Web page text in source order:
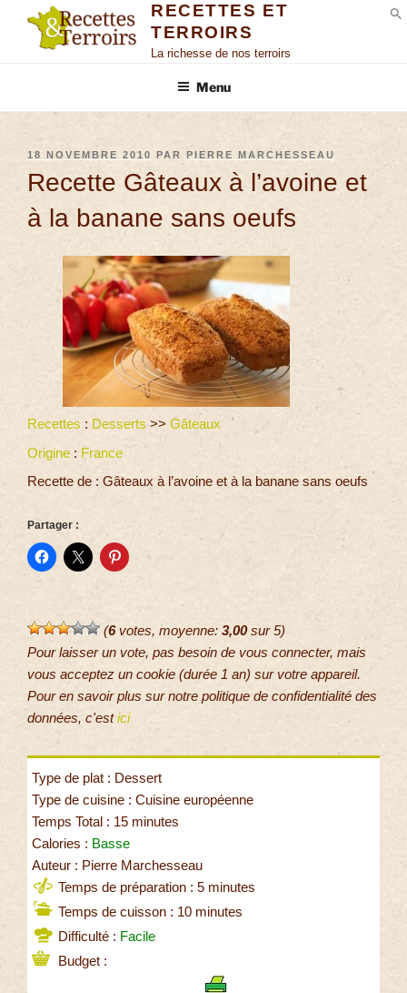
RECETTES ET
TERROIRS
La richesse de nos terroirs
Menu
18 NOVEMBRE 2010 PAR PIERRE MARCHESSEAU
Recette Gâteaux à l’avoine et
à la banane sans oeufs
Recettes : Desserts >> Gâteaux
Origine : France
Recette de : Gâteaux à l’avoine et à la banane sans oeufs
Partager :
(6votes, moyenne: 3,00sur 5)
Pour laisser un vote, pas besoin de vous connecter, mais
vous acceptez un cookie (durée 1 an) sur votre appareil.
Pour en savoir plus sur notre politique de confidentialité des
données, c'estici
Type de plat : Dessert
Type de cuisine : Cuisine européenne
Temps Total : 15 minutes
Calories : Basse
Auteur : Pierre Marchesseau
Temps de préparation : 5 minutes
Temps de cuisson : 10 minutes
Difficulté : Facile
Budget :